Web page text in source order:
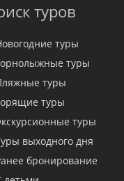
туров
туры
туры
туры
туры
туры
выходного дня
бронирование